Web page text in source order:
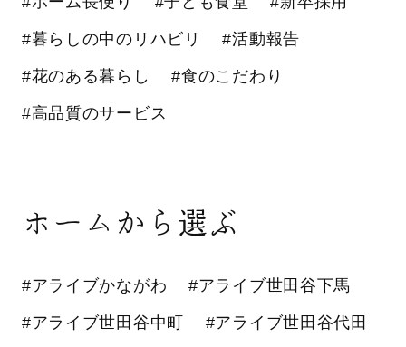
#暮らしの中のリハビリ #活動報告
#花のある暮らし #食のこだわり
#高品質のサービス
ホームから選ぶ
#アライブかながわ #アライブ世田谷下馬
#アライブ世田谷中町 #アライブ世田谷代田